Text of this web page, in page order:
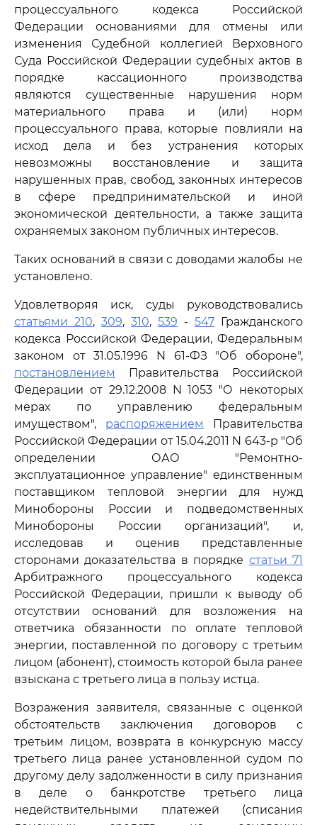
процессуального кодекса Российской
Федерации основаниями для отмены или
изменения Судебной коллегией Верховного
Суда Российской Федерации судебных актов в
порядке кассационного производства
являются существенные нарушения норм
материального права и (или) норм
процессуального права, которые повлияли на
исход дела и без устранения которых
невозможны восстановление и защита
нарушенных прав, свобод, законных интересов
в сфере предпринимательской и иной
экономической деятельности, а также защита
охраняемых законом публичных интересов.
Таких оснований в связи с доводами жалобы не
установлено.
Удовлетворяя иск, суды руководствовались
статьями 210, 309, 310, 539 - 547 Гражданского
кодекса Российской Федерации, Федеральным
законом от 31.05.1996 N 61-ФЗ "Об обороне",
постановлением
Правительства Российской
Федерации от 29.12.2008 N 1053 "О некоторых
мерах по управлению федеральным
имуществом", распоряжением
Правительства
Российской Федерации от 15.04.2011 N 643-р "Об
определении ОАО "Ремонтно-
эксплуатационное управление" единственным
поставщиком тепловой энергии для нужд
Минобороны России и подведомственных
Минобороны России организаций", и,
исследовав и оценив представленные
сторонами доказательства в порядке статьи 71
Арбитражного процессуального кодекса
Российской Федерации, пришли к выводу об
отсутствии оснований для возложения на
ответчика обязанности по оплате тепловой
энергии, поставленной по договору с третьим
лицом (абонент), стоимость которой была ранее
взыскана с третьего лица в пользу истца.
Возражения заявителя, связанные с оценкой
обстоятельств заключения договоров с
третьим лицом, возврата в конкурсную массу
третьего лица ранее установленной судом по
другому делу задолженности в силу признания
в деле о банкротстве третьего лица
недействительными платежей (списания